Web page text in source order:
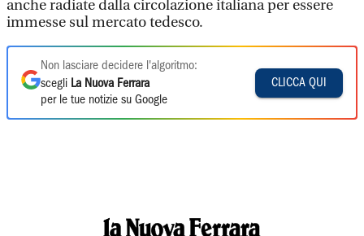
anche radiate dalla circolazione italiana per essere
immesse sul mercato tedesco.
Non lasciare decidere l'algoritmo:
scegli La Nuova Ferrara
per le tue notizie su Google
CLICCA QUI